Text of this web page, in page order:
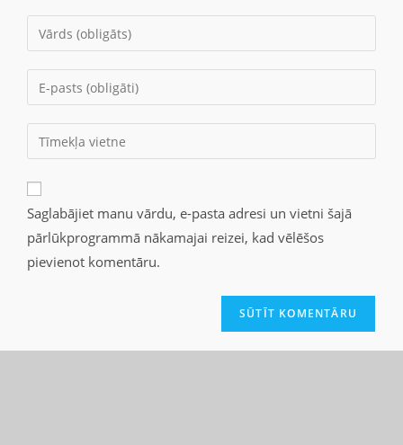
Saglabājiet manu vārdu, e-pasta adresi un vietni šajā
pārlūkprogrammā nākamajai reizei, kad vēlēšos
pievienot komentāru.